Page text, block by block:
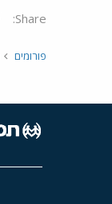
Share:
פורומים